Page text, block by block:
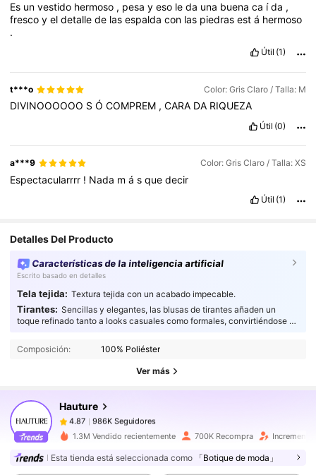
Es unvestido hermoso , pesayeso leda una buenaca ída ,
frescoyeldetallede lasespaldacon las piedrasestá hermoso
.
Útil (1)
t***o Color: Gris Claro / Talla: M
DIVINOOOOOO SÓCOMPREM ,CARA DA RIQUEZA
Útil (0)
a***9 Color: Gris Claro / Talla: XS
Espectacularrrr ! Nada másquedecir
Útil (1)
Detalles Del Producto
Características de la inteligencia artificial
Escrito basado en detalles
Tela tejida: Textura tejida con un acabado impecable.
Tirantes: Sencillas y elegantes, las blusas de tirantes añaden un
toque refinado tanto a looks casuales como formales, convirtiéndose en
Composición:
100% Poliéster
Ver más
Hauture
4.87 986K Seguidores
4.87
986K Seguidores
l***g seguidoHace 2 horas
4.87
986K Seguidores
4.87 986K Seguidores
1.3M Vendido recientemente 700K Recompra Incremento
Esta tienda está seleccionada como 「Botique de moda」